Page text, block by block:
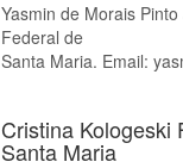
Yasmin de Morais
Federal de
Santa Maria. Email:
Cristina Kologeski
Santa Maria